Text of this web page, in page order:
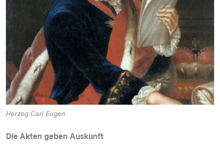
Herzog Carl Eugen.
Die Akten geben Auskunft